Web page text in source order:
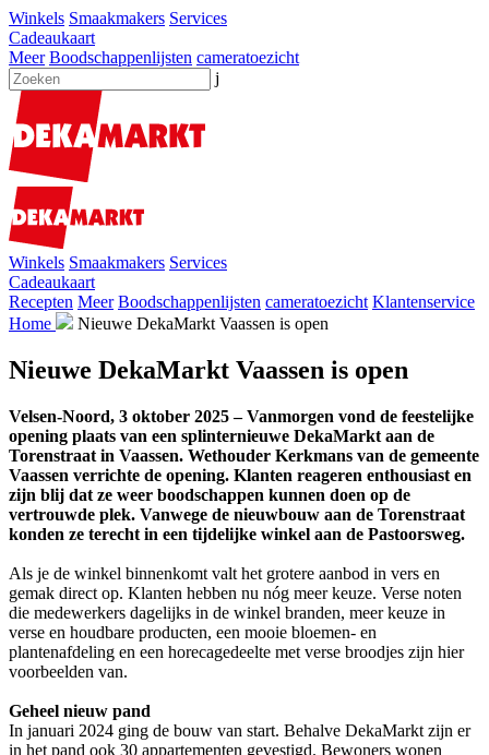
Winkels Smaakmakers Services
Cadeaukaart
Meer Boodschappenlijsten cameratoezicht
j
Winkels Smaakmakers Services
Cadeaukaart
Recepten Meer Boodschappenlijsten cameratoezicht Klantenservice
Home
Nieuwe DekaMarkt Vaassen is open
Nieuwe DekaMarkt Vaassen is open
Velsen-Noord, 3 oktober 2025 – Vanmorgen vond de feestelijke
opening plaats van een splinternieuwe DekaMarkt aan de
Torenstraat in Vaassen. Wethouder Kerkmans van de gemeente
Vaassen verrichte de opening. Klanten reageren enthousiast en
zijn blij dat ze weer boodschappen kunnen doen op de
vertrouwde plek. Vanwege de nieuwbouw aan de Torenstraat
konden ze terecht in een tijdelijke winkel aan de Pastoorsweg.
Als je de winkel binnenkomt valt het grotere aanbod in vers en
gemak direct op. Klanten hebben nu nóg meer keuze. Verse noten
die medewerkers dagelijks in de winkel branden, meer keuze in
verse en houdbare producten, een mooie bloemen- en
plantenafdeling en een horecagedeelte met verse broodjes zijn hier
voorbeelden van.
Geheel nieuw pand
In januari 2024 ging de bouw van start. Behalve DekaMarkt zijn er
in het pand ook 30 appartementen gevestigd. Bewoners wonen